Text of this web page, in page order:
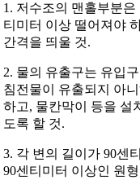
1. 저수조의 맨홀부분
티미터 이상 떨어져야
간격을 띄울 것.
2. 물의 유출구는 유입
침전물이 유출되지 아
하고, 물칸막이 등을 설
도록 할 것.
3. 각 변의 길이가 90센
90센티미터 이상인 원